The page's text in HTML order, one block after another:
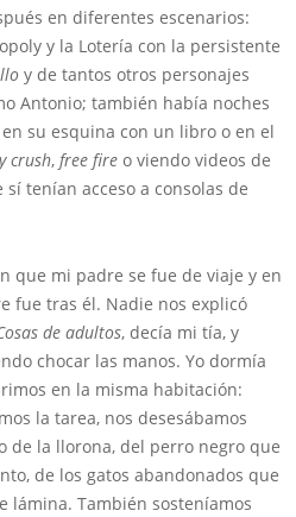
en diferentes escenarios:
y la Lotería con la persistente
y de tantos otros personajes
Antonio; también había noches
su esquina con un libro o en el
crush, free fire o viendo videos de
tenían acceso a consolas de
que mi padre se fue de viaje y en
fue tras él. Nadie nos explicó
de adultos, decía mi tía, y
chocar las manos. Yo dormía
en la misma habitación:
la tarea, nos desesábamos
de la llorona, del perro negro que
de los gatos abandonados que
lámina. También sosteníamos